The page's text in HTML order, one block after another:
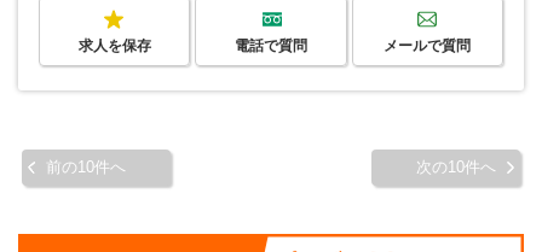
求人を保存 電話で質問 メールで質問
前の10件へ 次の10件へ